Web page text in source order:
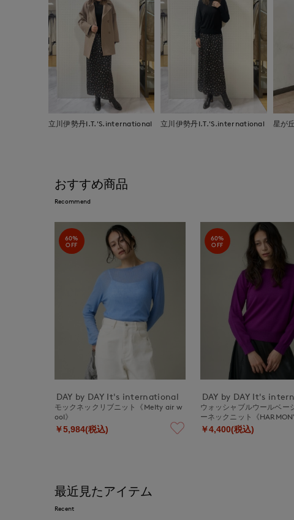
立川伊勢丹I.T.'S.international 立川伊勢丹I.T.'S.international 星が
おすすめ商品
Recommend
60%
OFF
DAY by DAY It's international
モックネックリブニット《Melty air w
ool》
￥5,984(税込)
60%
OFF
DAY by DAY It's
ウォッシャブルウールベー
ーネックニット《
￥4,400(税込)
最近見たアイテム
Recent